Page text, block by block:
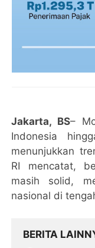
Jakarta, BS–
Indonesia
menunjukkan
RI mencatat,
masih solid,
nasional di
BERITA